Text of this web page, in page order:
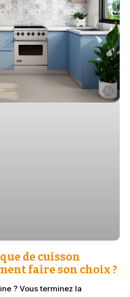
de cuisson
faire son choix ?
? Vous terminez la